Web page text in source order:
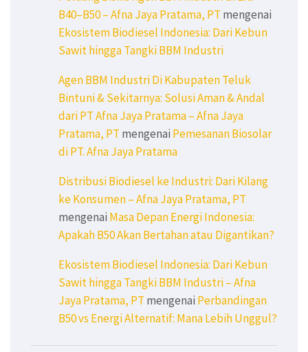
B40–B50 – Afna Jaya Pratama, PT mengenai
Ekosistem Biodiesel Indonesia: Dari Kebun
Sawit hingga Tangki BBM Industri
Agen BBM Industri Di Kabupaten Teluk
Bintuni & Sekitarnya: Solusi Aman & Andal
dari PT Afna Jaya Pratama – Afna Jaya
Pratama, PT mengenai Pemesanan Biosolar
di PT. Afna Jaya Pratama
Distribusi Biodiesel ke Industri: Dari Kilang
ke Konsumen – Afna Jaya Pratama, PT
mengenai Masa Depan Energi Indonesia:
Apakah B50 Akan Bertahan atau Digantikan?
Ekosistem Biodiesel Indonesia: Dari Kebun
Sawit hingga Tangki BBM Industri – Afna
Jaya Pratama, PT mengenai Perbandingan
B50 vs Energi Alternatif: Mana Lebih Unggul?